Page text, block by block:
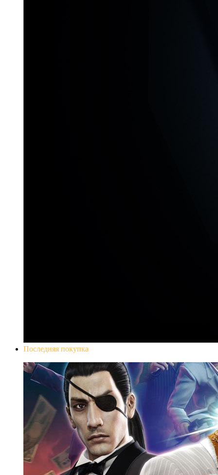
Последняя покупка